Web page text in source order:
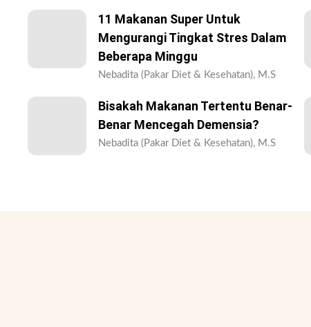
11 Makanan Super Untuk
Mengurangi Tingkat Stres Dalam
Beberapa Minggu
Nebadita (Pakar Diet & Kesehatan), M.S
Bisakah Makanan Tertentu Benar-
Benar Mencegah Demensia?
Nebadita (Pakar Diet & Kesehatan), M.S